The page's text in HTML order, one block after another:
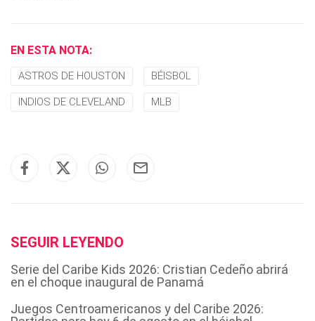
EN ESTA NOTA:
ASTROS DE HOUSTON BÉISBOL
INDIOS DE CLEVELAND MLB
SEGUIR LEYENDO
Serie del Caribe Kids 2026: Cristian Cedeño abrirá
en el choque inaugural de Panamá
Juegos Centroamericanos y del Caribe 2026: